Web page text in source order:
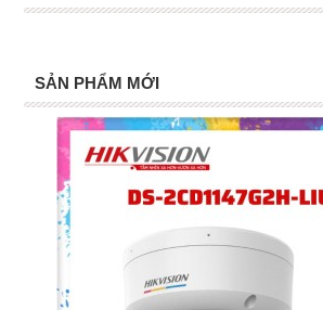
SẢN PHẨM MỚI